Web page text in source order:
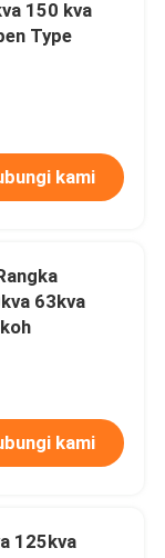
150 kva
Type
kami
63kva
kami
125kva